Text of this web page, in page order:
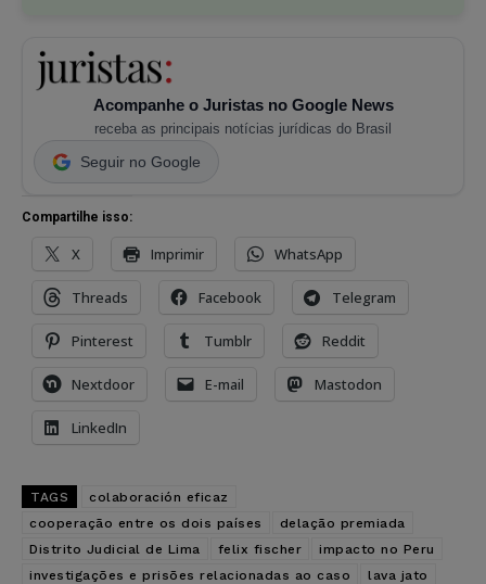
Acompanhe o Juristas no Google News
receba as principais notícias jurídicas do Brasil
Seguir no Google
Compartilhe isso:
X Imprimir WhatsApp
Threads Facebook Telegram
Pinterest Tumblr Reddit
Nextdoor E-mail Mastodon
LinkedIn
TAGS
colaboración eficaz
cooperação entre os dois países
delação premiada
Distrito Judicial de Lima
felix fischer
impacto no Peru
investigações e prisões relacionadas ao caso
lava jato